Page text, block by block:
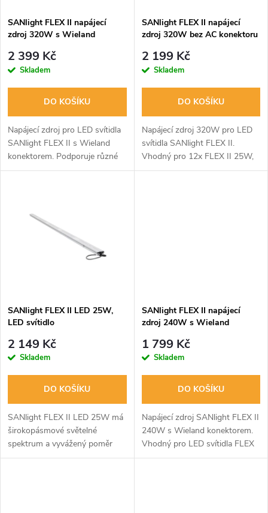
p
r
o
d
u
s
p
r
d
u
SANlight FLEX II napájecí
zdroj 320W s Wieland
2 399 Kč
Skladem
DO KOŠÍKU
Napájecí zdroj pro LED svítidla
SANlight FLEX II s Wieland
konektorem. Podporuje různé
kombinace svítidel a má příkon
SANlight FLEX II napájecí
zdroj 320W bez AC konektoru
2 199 Kč
Skladem
DO KOŠÍKU
Napájecí zdroj 320W pro LED
svítidla SANlight FLEX II.
Vhodný pro 12x FLEX II 25W,
16x FLEX II 20W nebo 32x
SANlight FLEX II LED 25W,
LED svítidlo
2 149 Kč
Skladem
DO KOŠÍKU
SANlight FLEX II LED 25W má
širokopásmové světelné
spektrum a vyvážený poměr
FarRed/Red. Ideální pro růst
SANlight FLEX II napájecí
zdroj 240W s Wieland
1 799 Kč
Skladem
DO KOŠÍKU
Napájecí zdroj SANlight FLEX II
240W s Wieland konektorem.
Vhodný pro LED svítidla FLEX
II 25W/20W/10W. Rozměry